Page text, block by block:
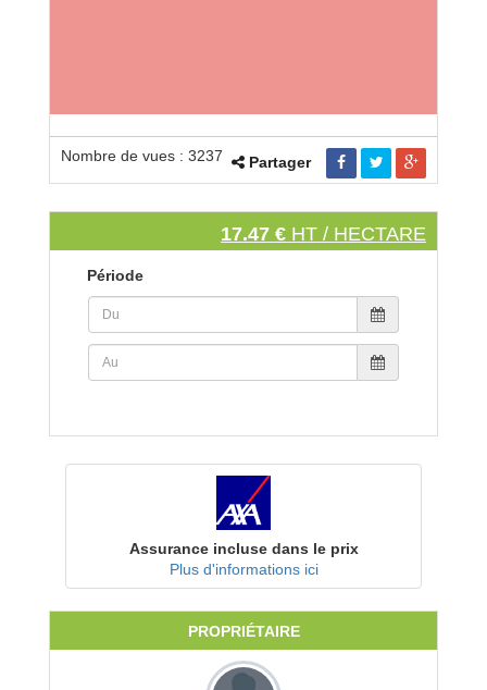
Nombre de vues : 3237 Partager
17.47 € HT / HECTARE
Période
Assurance incluse dans le prix
Plus d'informations ici
PROPRIÉTAIRE